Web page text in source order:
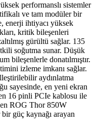
performanslı sistemler
ve tam modüler bir
enerji ihtiyacı yüksek
kritik bileşenleri
gürültü sağlar. 135
soğutma sunar. Düşük
bileşenlerle donatılmıştır.
izleme imkanı sağlar.
aydınlatma
sayesinde, en yeni ekran
16 pinli PCIe kablosu ile
ROG Thor 850W
güç kaynağı arayan